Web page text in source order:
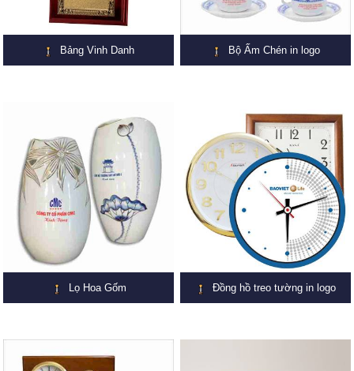
Bảng Vinh Danh Bộ Ấm Chén in logo
Lọ Hoa Gốm Đồng hồ treo tường in logo